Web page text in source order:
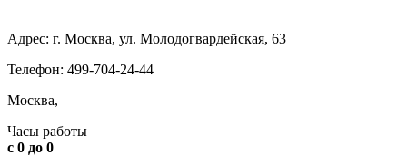
Адрес: г. Москва, ул. Молодогвардейская, 63
Телефон: 499-704-24-44
Москва,
Часы работы
с 0 до 0